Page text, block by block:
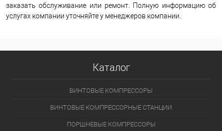
заказать обслуживание или ремонт. Полную информацию об
услугах компании уточняйте у менеджеров компании.
Каталог
ВИНТОВЫЕ КОМПРЕССОРЫ
ВИНТОВЫЕ КОМПРЕССОРНЫЕ СТАНЦИИ
ПОРШНЕВЫЕ КОМПРЕССОРЫ